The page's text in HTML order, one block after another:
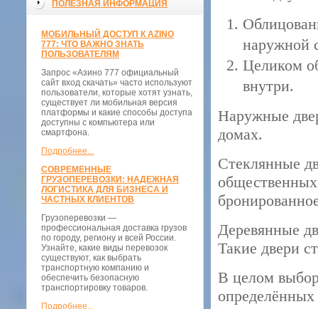
ПОЛЕЗНАЯ ИНФОРМАЦИЯ
МОБИЛЬНЫЙ ДОСТУП К AZINO
777: ЧТО ВАЖНО ЗНАТЬ
ПОЛЬЗОВАТЕЛЯМ
Запрос «Азино 777 официальный
сайт вход скачать» часто используют
пользователи, которые хотят узнать,
существует ли мобильная версия
платформы и какие способы доступа
доступны с компьютера или
смартфона.
Подробнее...
СОВРЕМЕННЫЕ
ГРУЗОПЕРЕВОЗКИ: НАДЕЖНАЯ
ЛОГИСТИКА ДЛЯ БИЗНЕСА И
ЧАСТНЫХ КЛИЕНТОВ
Грузоперевозки —
профессиональная доставка грузов
по городу, региону и всей России.
Узнайте, какие виды перевозок
существуют, как выбрать
транспортную компанию и
обеспечить безопасную
транспортировку товаров.
Подробнее...
наружной
Целиком
внутри.
Наружные
домах.
Стеклянные
Деревянные
Такие двери
В целом выбор